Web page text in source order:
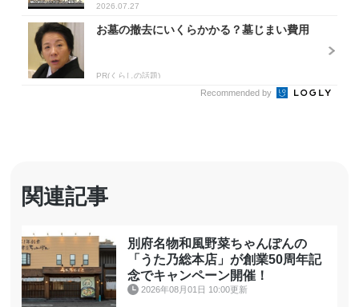
2026.07.27
お墓の撤去にいくらかかる？墓じまい費用
PR(くらしの話題)
Recommended by
関連記事
別府名物和風野菜ちゃんぽんの
「うた乃総本店」が創業50周年記
念でキャンペーン開催！
2026年08月01日 10:00更新